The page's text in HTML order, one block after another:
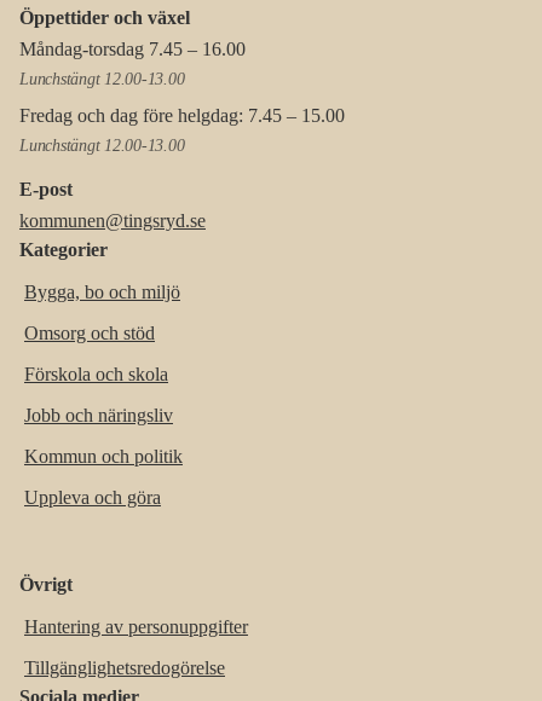
Öppettider och växel
Måndag-torsdag 7.45 – 16.00
Lunchstängt 12.00-13.00
Fredag och dag före helgdag: 7.45 – 15.00
Lunchstängt 12.00-13.00
E-post
kommunen@tingsryd.se
Kategorier
Bygga, bo och miljö
Omsorg och stöd
Förskola och skola
Jobb och näringsliv
Kommun och politik
Uppleva och göra
Övrigt
Hantering av personuppgifter
Tillgänglighetsredogörelse
Sociala medier